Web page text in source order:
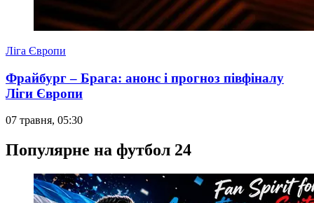
Ліга Європи
Фрайбург – Брага: анонс і прогноз півфіналу
Ліги Європи
07 травня, 05:30
Популярне на футбол 24